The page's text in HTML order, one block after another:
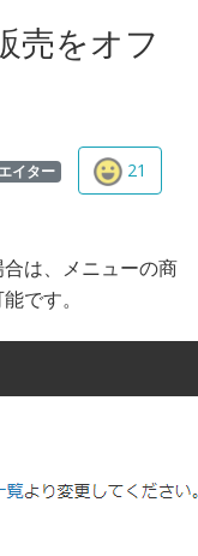
売をオフ
イター 21
は、メニューの商
です。